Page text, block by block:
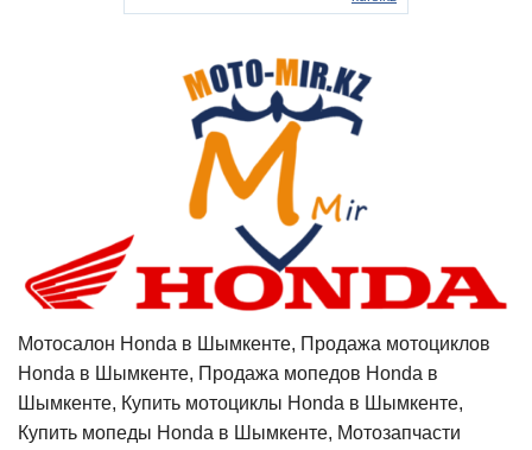
Мотосалон Honda в Шымкенте, Продажа мотоциклов
Honda в Шымкенте, Продажа мопедов Honda в
Шымкенте, Купить мотоциклы Honda в Шымкенте,
Купить мопеды Honda в Шымкенте, Мотозапчасти